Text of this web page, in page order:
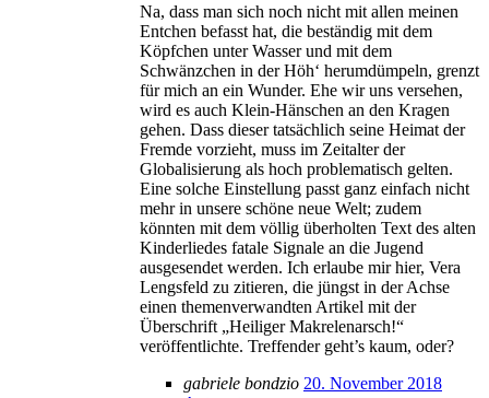
Na, dass man sich noch nicht mit allen meinen
Entchen befasst hat, die beständig mit dem
Köpfchen unter Wasser und mit dem
Schwänzchen in der Höh‘ herumdümpeln, grenzt
für mich an ein Wunder. Ehe wir uns versehen,
wird es auch Klein-Hänschen an den Kragen
gehen. Dass dieser tatsächlich seine Heimat der
Fremde vorzieht, muss im Zeitalter der
Globalisierung als hoch problematisch gelten.
Eine solche Einstellung passt ganz einfach nicht
mehr in unsere schöne neue Welt; zudem
könnten mit dem völlig überholten Text des alten
Kinderliedes fatale Signale an die Jugend
ausgesendet werden. Ich erlaube mir hier, Vera
Lengsfeld zu zitieren, die jüngst in der Achse
einen themenverwandten Artikel mit der
Überschrift „Heiliger Makrelenarsch!“
veröffentlichte. Treffender geht’s kaum, oder?
gabriele bondzio 20. November 2018